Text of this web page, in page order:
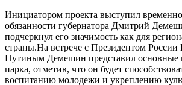
Инициатором проекта выступил
обязанности губернатора Дмитрий
подчеркнул его значимость как для
страны.На встрече с Президентом
Путиным Демешин представил основные
парка, отметив, что он будет
воспитанию молодежи и укреплению